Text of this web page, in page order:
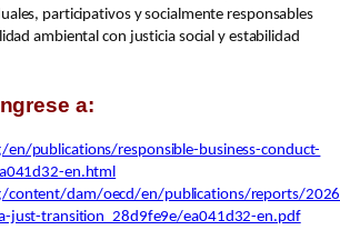
participativos y socialmente responsables
ambiental con justicia social y estabilidad
a:
publications/responsible-business-conduct-
en.html
content/dam/oecd/en/publications/reports/
just-transition_28d9fe9e/ea041d32-en.pdf